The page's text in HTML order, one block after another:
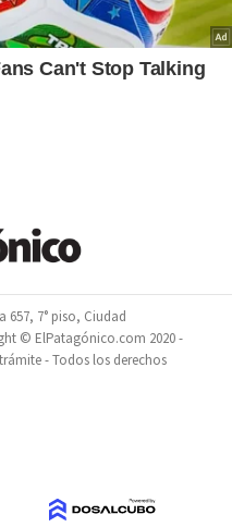
657, 7° piso, Ciudad
© ElPatagónico.com 2020 -
- Todos los derechos